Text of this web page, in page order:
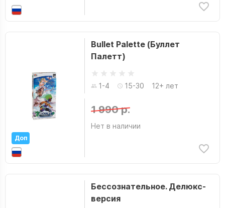
Доп
Bullet Palette (Буллет
Палетт)
1-4 15-30 12+ лет
1 990 р.
Нет в наличии
Бессознательное. Делюкс-
версия